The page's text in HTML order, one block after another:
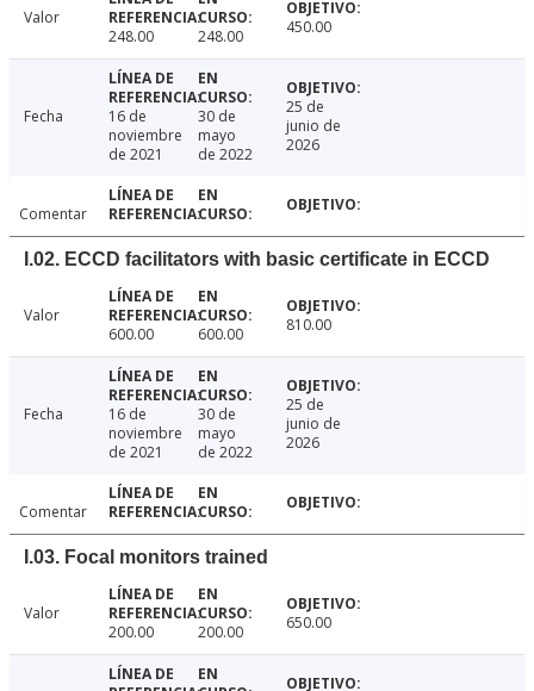
Valor
248.00
248.00 450.00
Fecha
16 de
noviembre
de 2021
30 de
mayo
de 2022
25 de
junio de
2026
Comentar
I.02. ECCD facilitators with basic certificate in ECCD
Valor
600.00
600.00 810.00
Fecha
16 de
noviembre
de 2021
30 de
mayo
de 2022
25 de
junio de
2026
Comentar
I.03. Focal monitors trained
Valor
200.00
200.00 650.00